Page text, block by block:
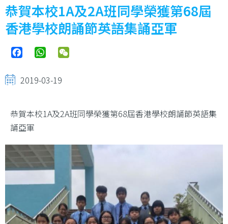
恭賀本校1A及2A班同學榮獲第68屆
香港學校朗誦節英語集誦亞軍
FacebookWhatsApp
2019-03-19
恭賀本校1A及2A班同學榮獲第68屆香港學校朗誦節英語集
誦亞軍